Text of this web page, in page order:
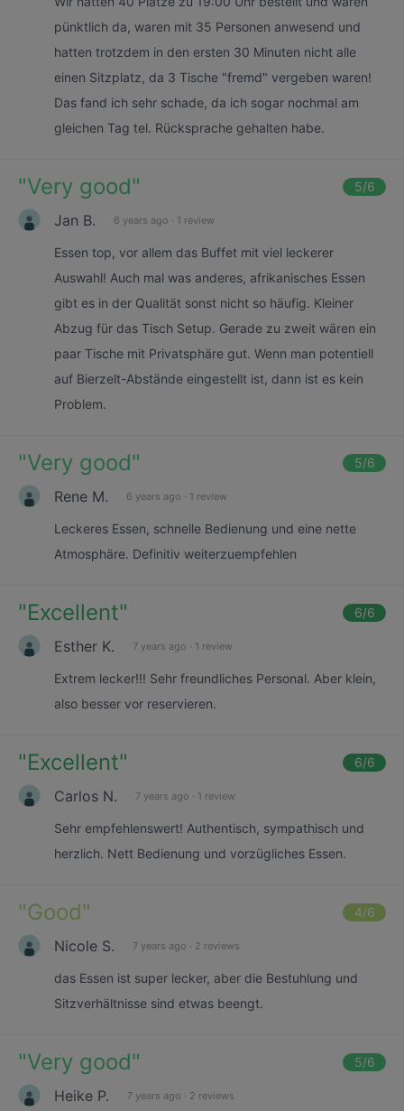
pünktlich da, waren mit 35 Personen anwesend und
hatten trotzdem in den ersten 30 Minuten nicht alle
einen Sitzplatz, da 3 Tische "fremd" vergeben waren!
Das fand ich sehr schade, da ich sogar nochmal am
gleichen Tag tel. Rücksprache gehalten habe.
"Very good" 5/6
Jan B. 6 years ago · 1 review
Essen top, vor allem das Buffet mit viel leckerer
Auswahl! Auch mal was anderes, afrikanisches Essen
gibt es in der Qualität sonst nicht so häufig. Kleiner
Abzug für das Tisch Setup. Gerade zu zweit wären ein
paar Tische mit Privatsphäre gut. Wenn man potentiell
auf Bierzelt-Abstände eingestellt ist, dann ist es kein
Problem.
"Very good" 5/6
Rene M. 6 years ago · 1 review
Leckeres Essen, schnelle Bedienung und eine nette
Atmosphäre. Definitiv weiterzuempfehlen
"Excellent" 6/6
Esther K. 7 years ago · 1 review
Extrem lecker!!! Sehr freundliches Personal. Aber klein,
also besser vor reservieren.
"Excellent" 6/6
Carlos N. 7 years ago · 1 review
Sehr empfehlenswert! Authentisch, sympathisch und
herzlich. Nett Bedienung und vorzügliches Essen.
"Good" 4/6
Nicole S. 7 years ago · 2 reviews
das Essen ist super lecker, aber die Bestuhlung und
Sitzverhältnisse sind etwas beengt.
"Very good" 5/6
Heike P. 7 years ago · 2 reviews